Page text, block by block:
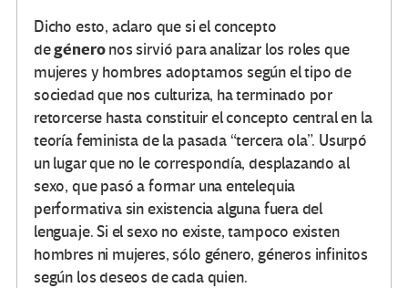
Dicho esto, aclaro que si el concepto
degéneronos sirvió para analizar los roles que
mujeres y hombres adoptamos según el tipo de
sociedad que nos culturiza, ha terminado por
retorcerse hasta constituir el concepto central en la
teoría feminista de la pasada “tercera ola”. Usurpó
un lugar que no le correspondía, desplazando al
sexo, que pasó a formar una entelequia
performativa sin existencia alguna fuera del
lenguaje. Si el sexo no existe, tampoco existen
hombres ni mujeres, sólo género, géneros infinitos
según los deseos de cada quien.